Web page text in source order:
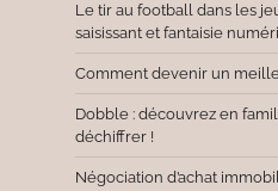
Le tir au football dans les
saisissant et fantaisie
Comment devenir un
Dobble : découvrez en
déchiffrer !
Négociation d’achat